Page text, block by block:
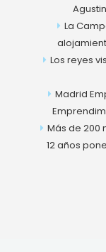
La
Los reyes
Madrid
Más de 200
12 años